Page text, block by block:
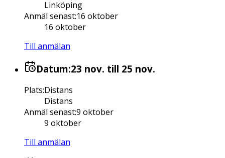
Linköping
Anmäl senast:16 oktober
16 oktober
Till anmälan
Datum:23 nov. till 25 nov.
Plats:Distans
Distans
Anmäl senast:9 oktober
9 oktober
Till anmälan